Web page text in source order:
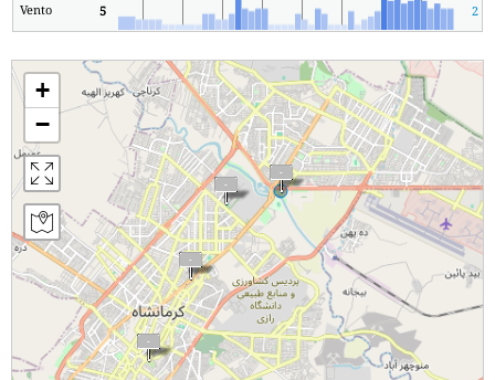
Vento 5 2
+
−